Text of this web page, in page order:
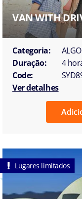
VAN WITH
Categoria:
Duração:
4
Code:
Ver detalhes
Lugares limitados